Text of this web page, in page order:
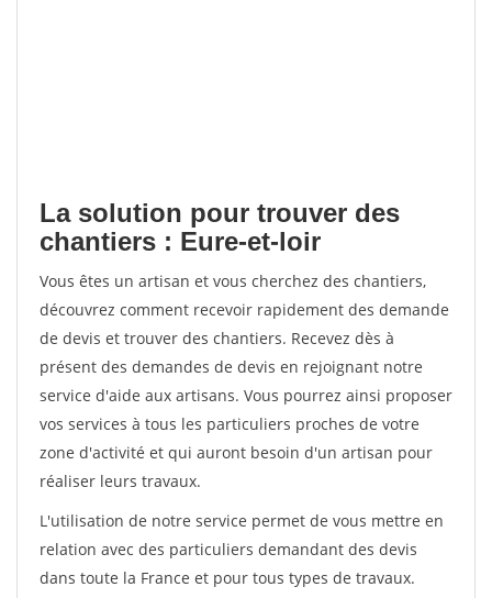
La solution pour trouver des
chantiers : Eure-et-loir
Vous êtes un artisan et vous cherchez des chantiers,
découvrez comment recevoir rapidement des demande
de devis et trouver des chantiers. Recevez dès à
présent des demandes de devis en rejoignant notre
service d'aide aux artisans. Vous pourrez ainsi proposer
vos services à tous les particuliers proches de votre
zone d'activité et qui auront besoin d'un artisan pour
réaliser leurs travaux.
L'utilisation de notre service permet de vous mettre en
relation avec des particuliers demandant des devis
dans toute la France et pour tous types de travaux.